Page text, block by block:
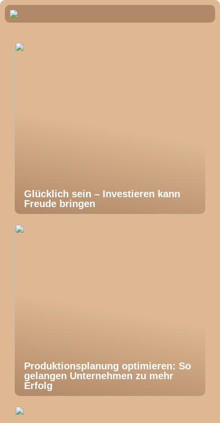
Glücklich sein – Investieren kann
Freude bringen
Produktionsplanung optimieren: So
gelangen Unternehmen zu mehr
Erfolg